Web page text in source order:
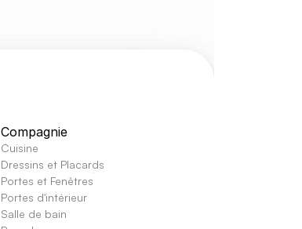
Compagnie
Cuisine
Dressins et Placards
Portes et Fenêtres
Portes d'intérieur
Salle de bain